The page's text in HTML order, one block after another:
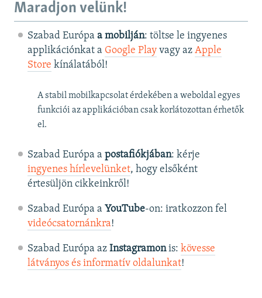
Maradjon velünk!
Szabad Európa a mobilján: töltse le ingyenes
applikációnkat a Google Playvagy az Apple
Store kínálatából!
A stabil mobilkapcsolat érdekében a weboldal egyes
funkciói az applikációban csak korlátozottan érhetők
el.
Szabad Európa a postafiókjában: kérje
ingyenes hírlevelünket, hogy elsőként
értesüljön cikkeinkről!
Szabad Európa a YouTube-on: iratkozzon fel
videócsatornánkra!
Szabad Európa az Instagramonis: kövesse
látványos és informatív oldalunkat! ​